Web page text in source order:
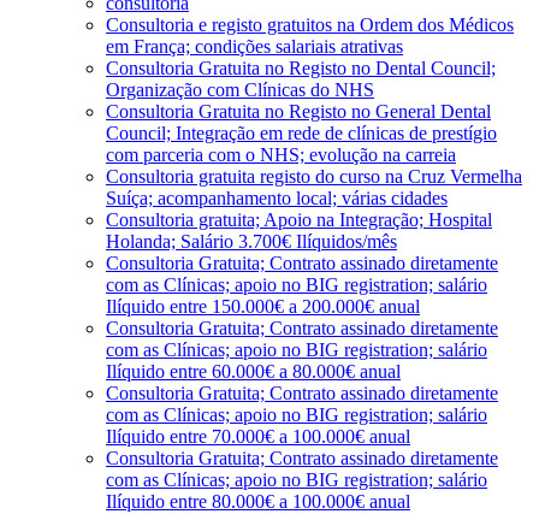
Consultoria e registo gratuitos na Ordem dos Médicos
em França; condições salariais atrativas
Consultoria Gratuita no Registo no Dental Council;
Organização com Clínicas do NHS
Consultoria Gratuita no Registo no General Dental
Council; Integração em rede de clínicas de prestígio
com parceria com o NHS; evolução na carreia
Consultoria gratuita registo do curso na Cruz Vermelha
Suíça; acompanhamento local; várias cidades
Consultoria gratuita; Apoio na Integração; Hospital
Holanda; Salário 3.700€ Ilíquidos/mês
Consultoria Gratuita; Contrato assinado diretamente
com as Clínicas; apoio no BIG registration; salário
Ilíquido entre 150.000€ a 200.000€ anual
Consultoria Gratuita; Contrato assinado diretamente
com as Clínicas; apoio no BIG registration; salário
Ilíquido entre 60.000€ a 80.000€ anual
Consultoria Gratuita; Contrato assinado diretamente
com as Clínicas; apoio no BIG registration; salário
Ilíquido entre 70.000€ a 100.000€ anual
Consultoria Gratuita; Contrato assinado diretamente
com as Clínicas; apoio no BIG registration; salário
Ilíquido entre 80.000€ a 100.000€ anual